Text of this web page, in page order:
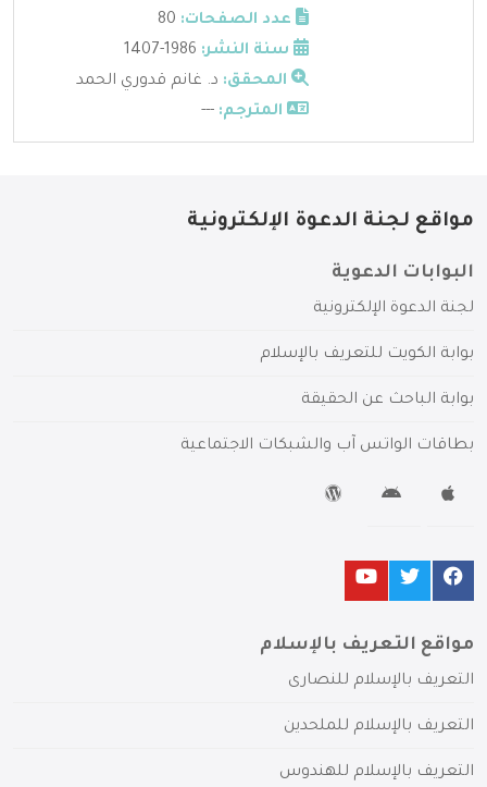
عدد الصفحات:
سنة النشر:
المحقق: د. غانم قدوري الحمد
المترجم: ---
مواقع لجنة الدعوة الإلكترونية
البوابات الدعوية
لجنة الدعوة الإلكترونية
بوابة الكويت للتعريف بالإسلام
بوابة الباحث عن الحقيقة
بطاقات الواتس آب والشبكات الاجتماعية
مواقع التعريف بالإسلام
التعريف بالإسلام للنصارى
التعريف بالإسلام للملحدين
التعريف بالإسلام للهندوس